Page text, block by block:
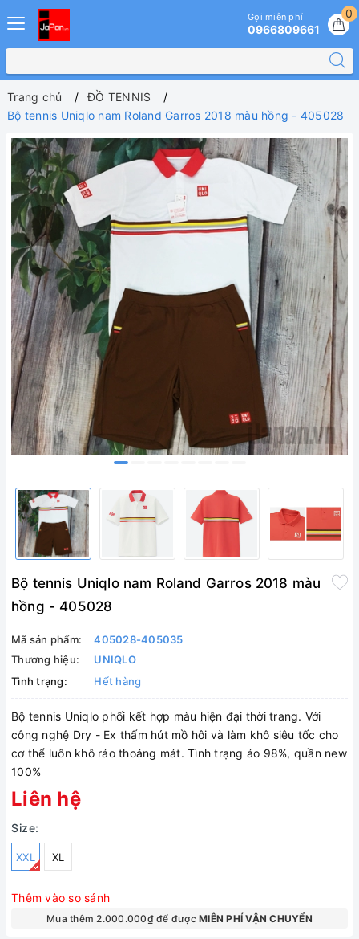
0
Gọi miễn phí
0966809661
Trang chủ
ĐỒ TENNIS
Bộ tennis Uniqlo nam Roland Garros 2018 màu hồng - 405028
Bộ tennis Uniqlo nam Roland Garros 2018 màu
hồng - 405028
Mã sản phẩm:
405028-405035
Thương hiệu:
UNIQLO
Tình trạng:
Hết hàng
Bộ tennis Uniqlo phối kết hợp màu hiện đại thời trang. Với
công nghệ Dry - Ex thấm hút mồ hôi và làm khô siêu tốc cho
cơ thể luôn khô ráo thoáng mát. Tình trạng áo 98%, quần new
100%
Liên hệ
Size:
XXL XL
Thêm vào so sánh
Mua thêm 2.000.000₫ để đượcMIÊN PHÍ VẬN CHUYỂN